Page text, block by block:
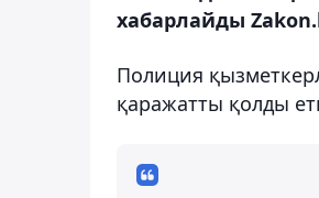
хабарлайды
Полиция
қаражатты қолды